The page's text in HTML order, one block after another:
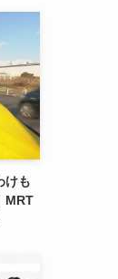
けも
MRT